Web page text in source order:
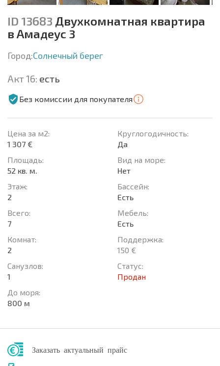
ID 13683 Двухкомнатная квартира
в Амадеус 3
Город:Солнечный берег
Акт 16: есть
Без комиссии для покупателя
Цена за м2:
1 307 €
Площадь:
52 кв. м.
Этаж:
2
Всего:
7
Комнат:
2
Санузлов:
1
До моря:
800 м
Круглогодичность:
Да
Вид на море:
Нет
Басcейн:
Есть
Мебель:
Есть
Поддержка:
150 €
Статус:
Продан
Заказать актуальный прайс